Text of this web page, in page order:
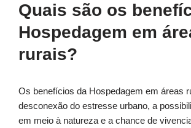
Quais são os
Hospedagem em
rurais?
Os benefícios da Hospedagem em áreas
desconexão do estresse urbano, a
em meio à natureza e a chance de